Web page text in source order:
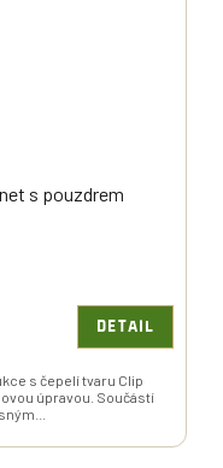
s pouzdrem
DETAIL
s čepelí tvaru Clip
úpravou. Součástí